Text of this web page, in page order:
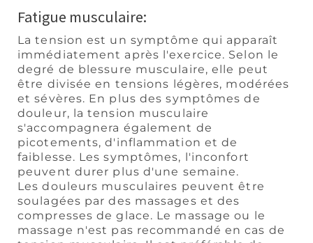
Fatigue musculaire:
La tension est un symptôme qui apparaît
immédiatement après l'exercice. Selon le
degré de blessure musculaire, elle peut
être divisée en tensions légères, modérées
et sévères. En plus des symptômes de
douleur, la tension musculaire
s'accompagnera également de
picotements, d'inflammation et de
faiblesse. Les symptômes, l'inconfort
peuvent durer plus d'une semaine.
Les douleurs musculaires peuvent être
soulagées par des massages et des
compresses de glace. Le massage ou le
massage n'est pas recommandé en cas de